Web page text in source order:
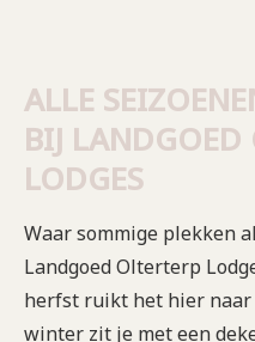
ALLE
BIJ LANDGOED
LODGES
Waar sommige plekken
Landgoed Olterterp
herfst ruikt het hier naar
winter zit je met een